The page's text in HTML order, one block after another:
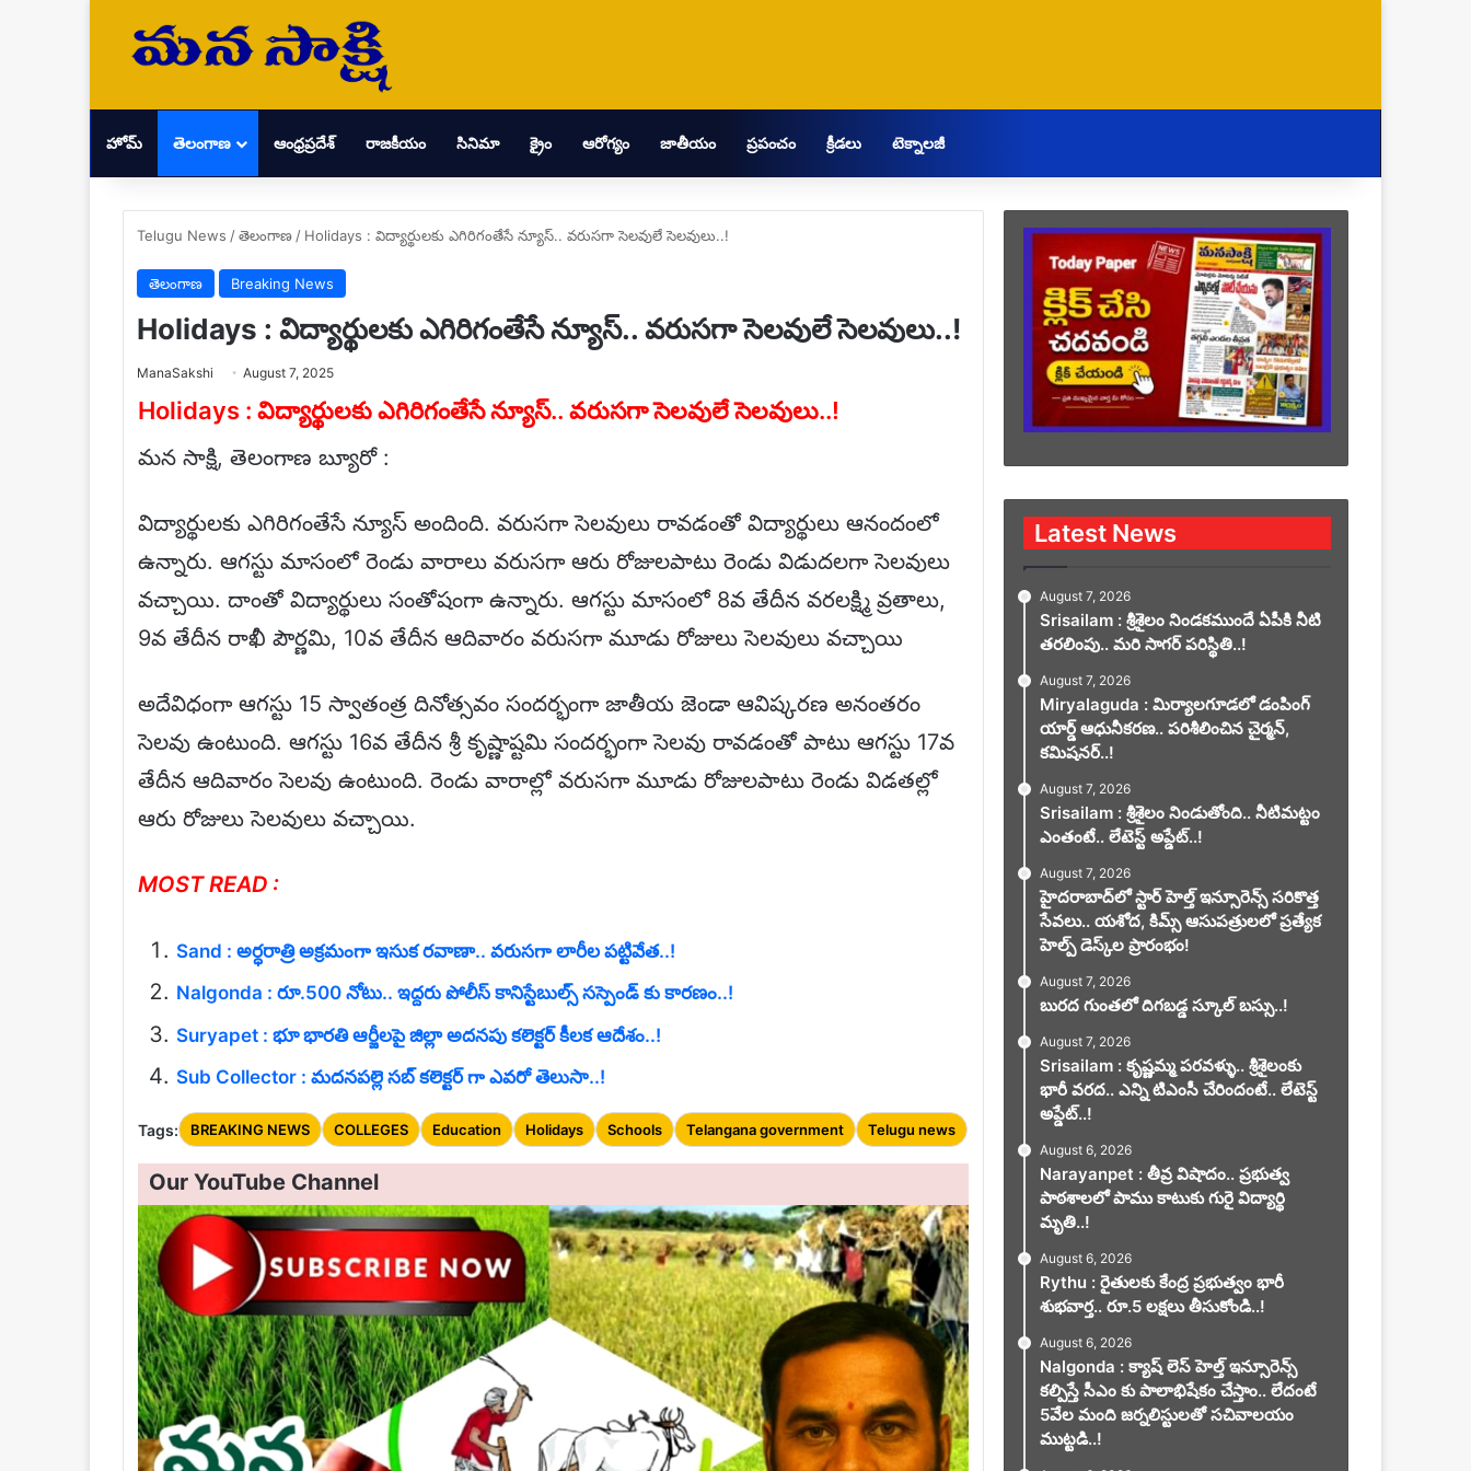
హోమ్ తెలంగాణ ఆంధ్రప్రదేశ్ రాజకీయం సినిమా క్రైం ఆరోగ్యం జాతీయం ప్రపంచం క్రీడలు టెక్నాలజీ
Telugu News /తెలంగాణ / Holidays : విద్యార్థులకు ఎగిరిగంతేసే న్యూస్.. వరుసగా సెలవులే సెలవులు..!
తెలంగాణ Breaking News
Holidays : విద్యార్థులకు ఎగిరిగంతేసే న్యూస్.. వరుసగా సెలవులే సెలవులు..!
ManaSakshi Send
email
August 7, 2025
Holidays : విద్యార్థులకు ఎగిరిగంతేసే న్యూస్.. వరుసగా సెలవులే సెలవులు..!
మన సాక్షి, తెలంగాణ బ్యూరో :
విద్యార్థులకు ఎగిరిగంతేసే న్యూస్ అందింది. వరుసగా సెలవులు రావడంతో విద్యార్థులు ఆనందంలో
ఉన్నారు. ఆగస్టు మాసంలో రెండు వారాలు వరుసగా ఆరు రోజులపాటు రెండు విడుదలగా సెలవులు
వచ్చాయి. దాంతో విద్యార్థులు సంతోషంగా ఉన్నారు. ఆగస్టు మాసంలో 8వ తేదీన వరలక్ష్మి వ్రతాలు,
9వ తేదీన రాఖీ పౌర్ణమి, 10వ తేదీన ఆదివారం వరుసగా మూడు రోజులు సెలవులు వచ్చాయి
అదేవిధంగా ఆగస్టు 15 స్వాతంత్ర దినోత్సవం సందర్భంగా జాతీయ జెండా ఆవిష్కరణ అనంతరం
సెలవు ఉంటుంది. ఆగస్టు 16వ తేదీన శ్రీ కృష్ణాష్టమి సందర్భంగా సెలవు రావడంతో పాటు ఆగస్టు 17వ
తేదీన ఆదివారం సెలవు ఉంటుంది. రెండు వారాల్లో వరుసగా మూడు రోజులపాటు రెండు విడతల్లో
ఆరు రోజులు సెలవులు వచ్చాయి.
MOST READ :
Sand : అర్ధరాత్రి అక్రమంగా ఇసుక రవాణా.. వరుసగా లారీల పట్టివేత..!
Nalgonda : రూ.500 నోటు.. ఇద్దరు పోలీస్ కానిస్టేబుల్స్ సస్పెండ్ కు కారణం..!
Suryapet : భూ భారతి ఆర్జీలపై జిల్లా అదనపు కలెక్టర్ కీలక ఆదేశం..!
Sub Collector : మదనపల్లె సబ్ కలెక్టర్ గా ఎవరో తెలుసా..!
Tags: BREAKING NEWS COLLEGES Education Holidays Schools Telangana government Telugu news
Our YouTube Channel
Latest News
August 7, 2026
Srisailam : శ్రీశైలం నిండకముందే ఏపీకి నీటి
తరలింపు.. మరి సాగర్ పరిస్థితి..!
August 7, 2026
Miryalaguda : మిర్యాలగూడలో డంపింగ్
యార్డ్ ఆధునీకరణ.. పరిశీలించిన చైర్మన్,
కమిషనర్..!
August 7, 2026
Srisailam : శ్రీశైలం నిండుతోంది.. నీటిమట్టం
ఎంతంటే.. లేటెస్ట్ అప్డేట్..!
August 7, 2026
హైదరాబాద్‌లో స్టార్ హెల్త్ ఇన్సూరెన్స్ సరికొత్త
సేవలు.. యశోద, కిమ్స్ ఆసుపత్రులలో ప్రత్యేక
హెల్ప్ డెస్క్‌ల ప్రారంభం!
August 7, 2026
బురద గుంతలో దిగబడ్డ స్కూల్ బస్సు..!
August 7, 2026
Srisailam : కృష్ణమ్మ పరవళ్ళు.. శ్రీశైలంకు
భారీ వరద.. ఎన్ని టిఎంసీ చేరిందంటే.. లేటెస్ట్
అప్డేట్..!
August 6, 2026
Narayanpet : తీవ్ర విషాదం.. ప్రభుత్వ
పాఠశాలలో పాము కాటుకు గురై విద్యార్థి
మృతి..!
August 6, 2026
Rythu : రైతులకు కేంద్ర ప్రభుత్వం భారీ
శుభవార్త.. రూ.5 లక్షలు తీసుకోండి..!
August 6, 2026
Nalgonda : క్యాష్ లెస్ హెల్త్ ఇన్సూరెన్స్
కల్పిస్తే సీఎం కు పాలాభిషేకం చేస్తాం.. లేదంటే
5వేల మంది జర్నలిస్టులతో సచివాలయం
ముట్టడి..!